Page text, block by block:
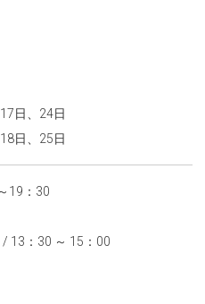
日、24日
日、25日
19：30
13：30 ～ 15：00